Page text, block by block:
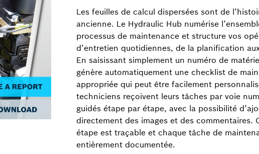
Les feuilles de calcul dispersées sont de
ancienne. Le Hydraulic Hub numérise
processus de maintenance et structure vos
d’entretien quotidiennes, de la planification
En saisissant simplement un numéro de
génère automatiquement une checklist de
appropriée qui peut être facilement
techniciens reçoivent leurs tâches par voie
guidés étape par étape, avec la possibilité
directement des images et des commentaires.
étape est traçable et chaque tâche de
entièrement documentée.